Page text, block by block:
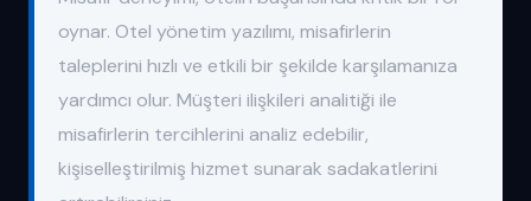
oynar. Otel yönetim yazılımı, misafirlerin
taleplerini hızlı ve etkili bir şekilde karşılamanıza
yardımcı olur. Müşteri ilişkileri analitiği ile
misafirlerin tercihlerini analiz edebilir,
kişiselleştirilmiş hizmet sunarak sadakatlerini